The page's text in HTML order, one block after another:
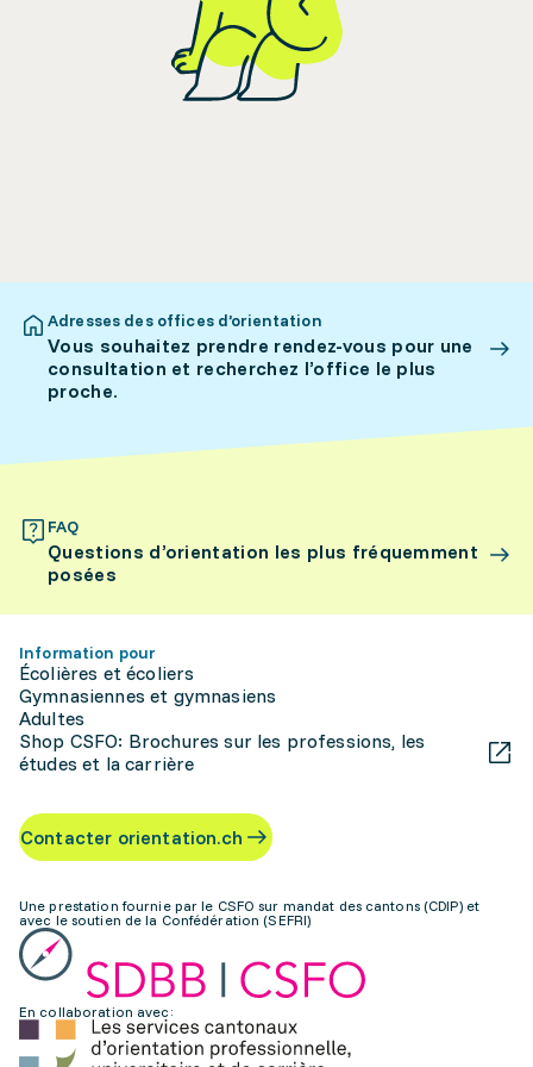
Adresses des offices d’orientation
Vous souhaitez prendre rendez-vous pour une
consultation et recherchez l’office le plus
proche.
FAQ
Questions d’orientation les plus fréquemment
posées
Information pour
Écolières et écoliers
Gymnasiennes et gymnasiens
Adultes
Shop CSFO: Brochures sur les professions, les
études et la carrière
Contacter orientation.ch
Une prestation fournie par le CSFO sur mandat des cantons (CDIP) et
avec le soutien de la Confédération (SEFRI)
En collaboration avec: